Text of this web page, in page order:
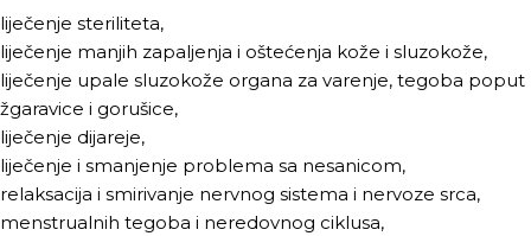
liječenje steriliteta,
liječenje manjih zapaljenja i oštećenja kože i sluzokože,
liječenje upale sluzokože organa za varenje, tegoba poput
žgaravice i gorušice,
liječenje dijareje,
liječenje i smanjenje problema sa nesanicom,
relaksacija i smirivanje nervnog sistema i nervoze srca,
menstrualnih tegoba i neredovnog ciklusa,